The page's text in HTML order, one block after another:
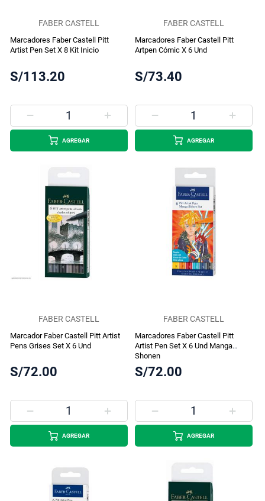
FABER CASTELL
Marcadores Faber Castell Pitt
Artist Pen Set X 8 Kit Inicio
S/113.20
AGREGAR
FABER CASTELL
Marcadores Faber Castell Pitt
Artpen Cómic X 6 Und
S/73.40
AGREGAR
FABER CASTELL
Marcador Faber Castell Pitt Artist
Pens Grises Set X 6 Und
S/72.00
AGREGAR
FABER CASTELL
Marcadores Faber Castell Pitt
Artist Pen Set X 6 Und Manga
Shonen
S/72.00
AGREGAR